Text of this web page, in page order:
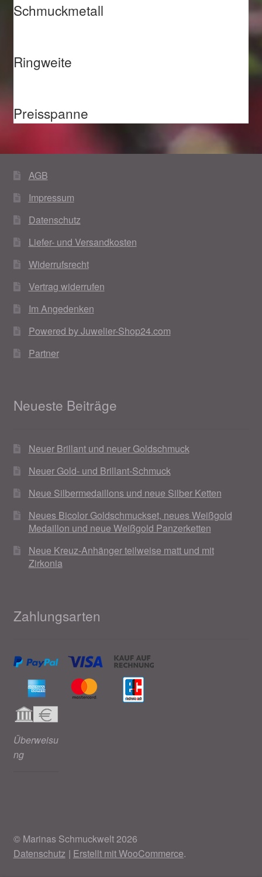
Schmuckmetall
Ringweite
Preisspanne
AGB
Impressum
Datenschutz
Liefer- und Versandkosten
Widerrufsrecht
Vertrag widerrufen
Im Angedenken
Powered by Juwelier-Shop24.com
Partner
Neueste Beiträge
Neuer Brillant und neuer Goldschmuck
Neuer Gold- und Brillant-Schmuck
Neue Silbermedaillons und neue Silber Ketten
Neues Bicolor Goldschmuckset, neues Weißgold
Medaillon und neue Weißgold Panzerketten
Neue Kreuz-Anhänger teilweise matt und mit
Zirkonia
Zahlungsarten
Überweisu
ng
© Marinas Schmuckwelt 2026
Datenschutz
Erstellt mit WooCommerce.